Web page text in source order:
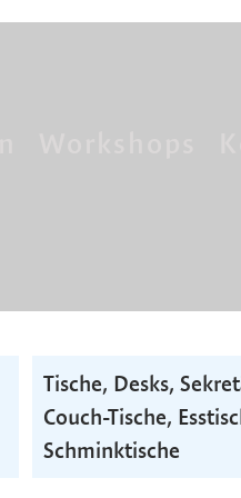
Tische, Desks,
Couch-Tische,
Schminktische